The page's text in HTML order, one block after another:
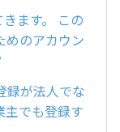
ます。 この
めのアカウン
録が法人でな
主でも登録す